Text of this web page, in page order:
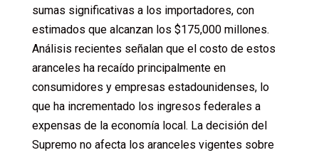
sumas significativas a los importadores, con
estimados que alcanzan los $175,000 millones.
Análisis recientes señalan que el costo de estos
aranceles ha recaído principalmente en
consumidores y empresas estadounidenses, lo
que ha incrementado los ingresos federales a
expensas de la economía local. La decisión del
Supremo no afecta los aranceles vigentes sobre